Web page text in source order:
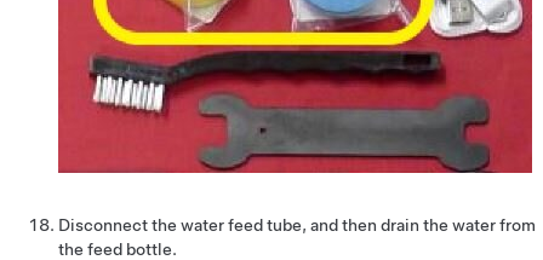
Disconnect the water feed tube, and then drain the water from
the feed bottle.